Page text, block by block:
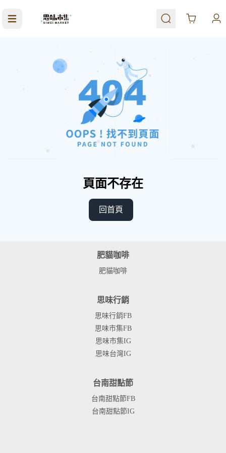
Cart
頁面不存在
回首頁
肥貓咖啡
肥貓咖啡
思味行銷
思味行銷FB
思味市集FB
思味市集IG
思味台灣IG
台南甜點節
台南甜點節FB
台南甜點節IG